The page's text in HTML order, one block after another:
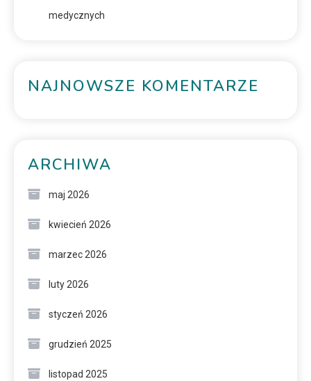
medycznych
NAJNOWSZE KOMENTARZE
ARCHIWA
maj 2026
kwiecień 2026
marzec 2026
luty 2026
styczeń 2026
grudzień 2025
listopad 2025